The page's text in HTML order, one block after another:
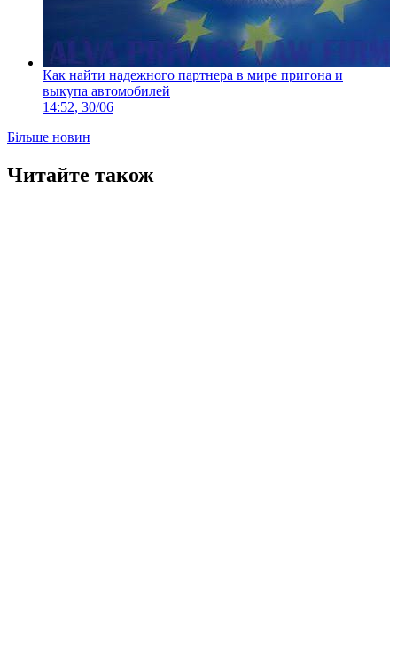
Как найти надежного партнера в мире пригона и
выкупа автомобилей
14:52, 30/06
Більше новин
Читайте також